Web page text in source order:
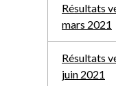
Résultats
mars 2021
Résultats
juin 2021